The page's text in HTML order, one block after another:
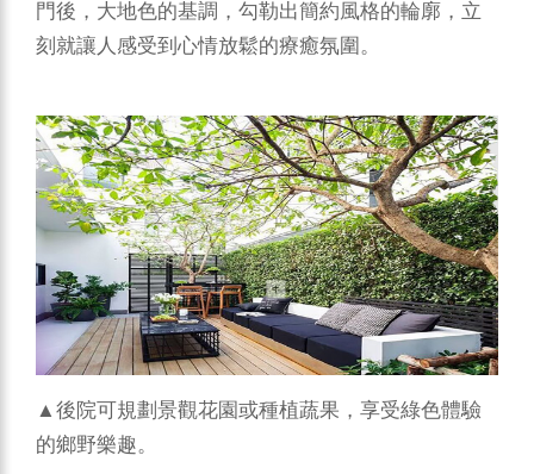
門後，大地色的基調，勾勒出簡約風格的輪廓，立
刻就讓人感受到心情放鬆的療癒氛圍。
▲後院可規劃景觀花園或種植蔬果，享受綠色體驗
的鄉野樂趣。